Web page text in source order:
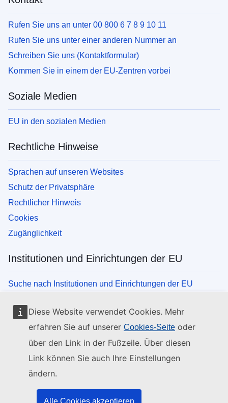
Diese Website verwendet Cookies. Mehr
erfahren Sie auf unserer Cookies-Seite oder
über den Link in der Fußzeile. Über diesen
Link können Sie auch Ihre Einstellungen
ändern.
Alle Cookies akzeptieren
Rufen Sie uns an unter 00 800 6 7 8 9 10 11
Rufen Sie uns unter einer anderen Nummer an
Schreiben Sie uns (Kontaktformular)
Kommen Sie in einem der EU-Zentren vorbei
Soziale Medien
EU in den sozialen Medien
Rechtliche Hinweise
Sprachen auf unseren Websites
Schutz der Privatsphäre
Rechtlicher Hinweis
Cookies
Zugänglichkeit
Institutionen und Einrichtungen der EU
Suche nach Institutionen und Einrichtungen der EU